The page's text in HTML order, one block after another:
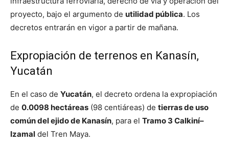
proyecto, bajo el argumento de utilidad pública. Los
decretos entrarán en vigor a partir de mañana.
Expropiación de terrenos en Kanasín,
Yucatán
En el caso de Yucatán, el decreto ordena la expropiación
de 0.0098 hectáreas (98 centiáreas) de tierras de uso
común del ejido de Kanasín, para el Tramo 3 Calkiní–
Izamal del Tren Maya.